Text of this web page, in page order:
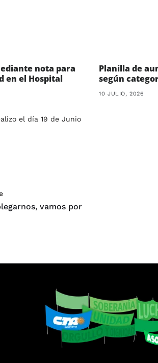
nota para
en el Hospital
el día 19 de Junio
Planilla de
según
10 JULIO, 2026
vamos por